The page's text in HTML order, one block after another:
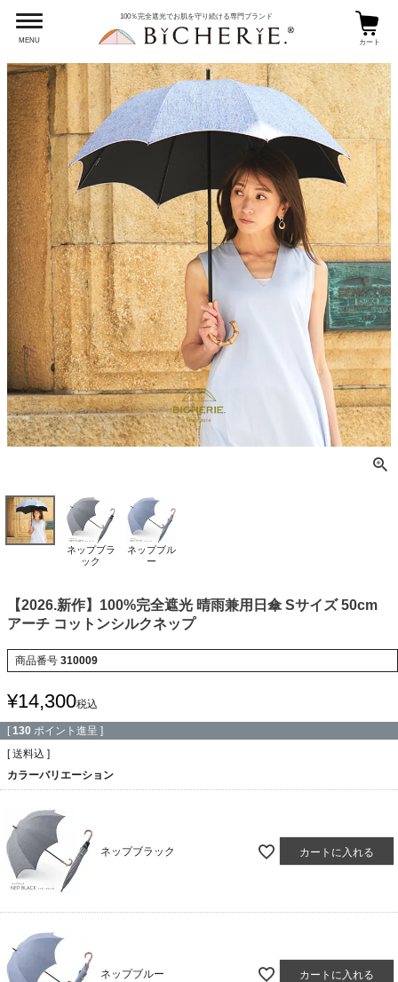
MENU
100％完全遮光でお肌を守り続ける専門ブランド
カート
ネップブラ
ック
ネップブル
ー
【2026.新作】100%完全遮光 晴雨兼用日傘 Sサイズ 50cm
アーチ コットンシルクネップ
商品番号 310009
¥14,300税込
[ 130 ポイント進呈 ]
送料込
カラーバリエーション
ネップブラック カートに入れる
ネップブルー カートに入れる